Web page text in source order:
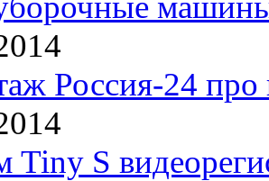
Россия-24 про
Tiny S